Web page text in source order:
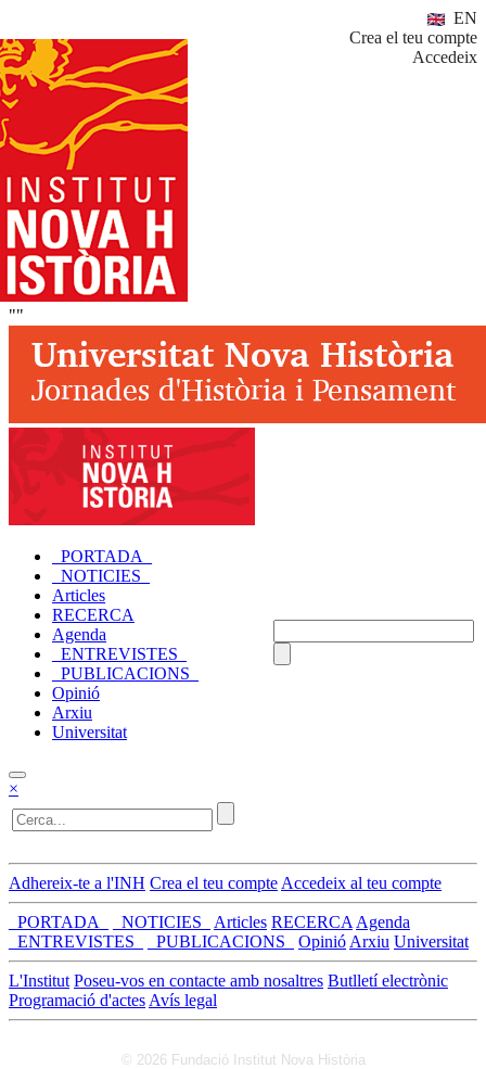
EN
Crea el teu compte
Accedeix
""
_PORTADA_
_NOTICIES_
Articles
RECERCA
Agenda
_ENTREVISTES_
_PUBLICACIONS_
Opinió
Arxiu
Universitat
×
Adhereix-te a l'INH Crea el teu compte Accedeix al teu compte
_PORTADA_ _NOTICIES_ Articles RECERCA Agenda
_ENTREVISTES_
_PUBLICACIONS_ Opinió Arxiu Universitat
L'Institut Poseu-vos en contacte amb nosaltres Butlletí electrònic
Programació d'actes Avís legal
© 2026 Fundació Institut Nova Història